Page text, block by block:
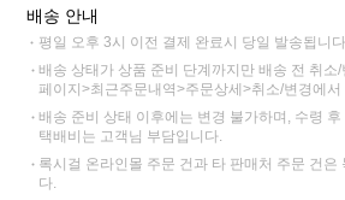
배송 안내
평일 오후 3시 이전 결제 완료시 당일 발송됩니
배송 상태가 상품 준비 단계까지만 배송 전 취소/
페이지>최근주문내역>주문상세>취소/변경에서
배송 준비 상태 이후에는 변경 불가하며, 수령
택배비는 고객님 부담입니다.
록시걸 온라인몰 주문 건과 타 판매처 주문 건은
다.